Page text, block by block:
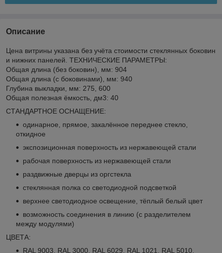
Описание
Цена витрины указана без учёта стоимости стеклянных боковин
и нижних панелей. ТЕХНИЧЕСКИЕ ПАРАМЕТРЫ:
Общая длина (без боковин), мм: 904
Общая длина (с боковинами), мм: 940
Глубина выкладки, мм: 275, 600
Общая полезная ёмкость, дм3: 40
СТАНДАРТНОЕ ОСНАЩЕНИЕ:
одинарное, прямое, закалённое переднее стекло,
откидное
экспозиционная поверхность из нержавеющей стали
рабочая поверхность из нержавеющей стали
раздвижные дверцы из оргстекла
стеклянная полка со светодиодной подсветкой
верхнее светодиодное освещение, тёплый белый цвет
возможность соединения в линию (с разделителем
между модулями)
ЦВЕТА:
RAL 9003, RAL 3000, RAL 6029, RAL 1021, RAL 5010,